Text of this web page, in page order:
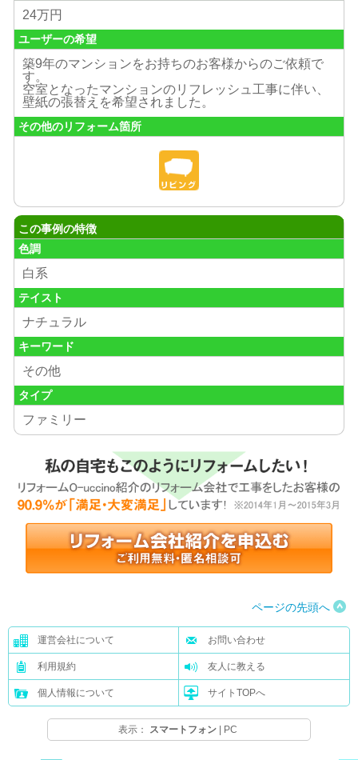
24万円
ユーザーの希望
築9年のマンションをお持ちのお客様からのご依頼で
す。
空室となったマンションのリフレッシュ工事に伴い、
壁紙の張替えを希望されました。
その他のリフォーム箇所
この事例の特徴
色調
白系
テイスト
ナチュラル
キーワード
その他
タイプ
ファミリー
ページの先頭へ
運営会社について お問い合わせ
利用規約 友人に教える
個人情報について サイトTOPへ
表示： スマートフォン PC